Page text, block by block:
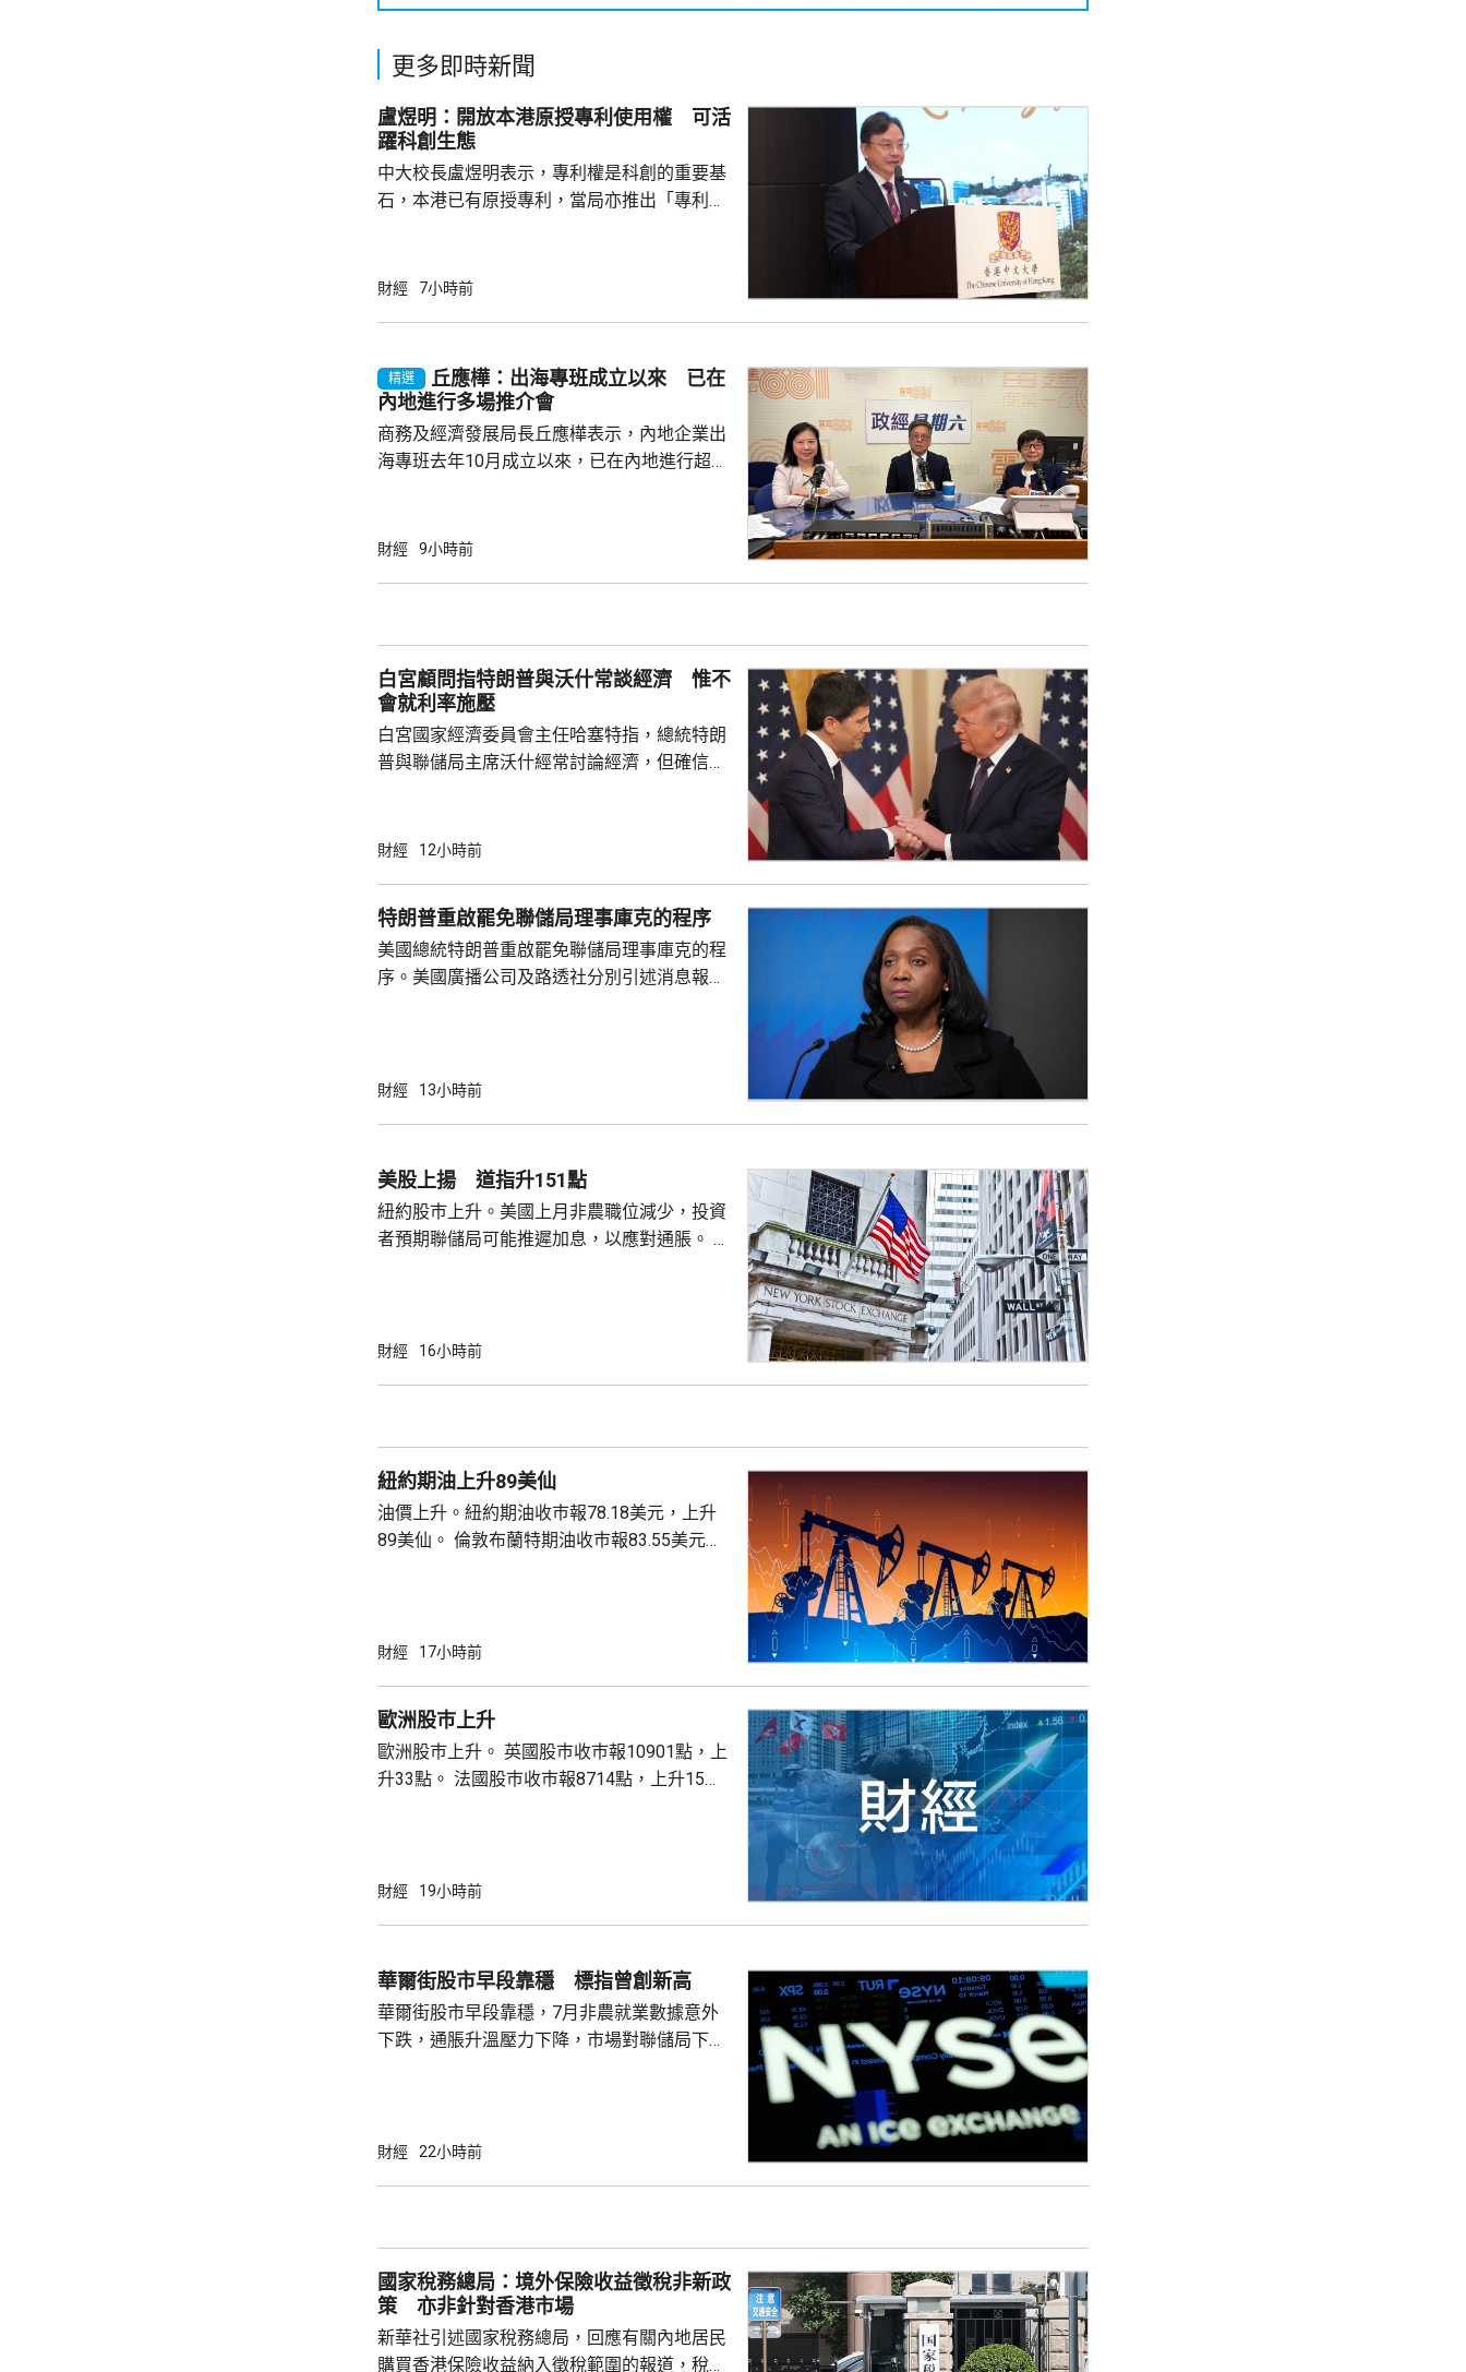
更多即時新聞
盧煜明：開放本港原授專利使用權 可活
躍科創生態
中大校長盧煜明表示，專利權是科創的重要基
石，本港已有原授專利，當局亦推出「專利
使用，相信會有更多人來港申請專利，活躍本
產出獨角獸企業，必須依賴其他市場，例如大
灣區，及解決專利權方面弱點。盧煜明表示，
財經 7小時前
精選
丘應樺：出海專班成立以來 已在
內地進行多場推介會
商務及經濟發展局長丘應樺表示，內地企業出
海專班去年10月成立以來，已在內地進行超過
時，亦已帶同內地及香港企業隨團，簽訂96份
總部或公司，並在香港作籌融資，相信對香港
整體經濟有幫助，他下周出訪馬來...
財經 9小時前
白宮顧問指特朗普與沃什常談經濟 惟不
會就利率施壓
白宮國家經濟委員會主任哈塞特指，總統特朗
普與聯儲局主席沃什經常討論經濟，但確信特
什和特朗普長期以來關係非常密切，一直會討
見，令外界質疑特朗普可能試圖影響聯儲局決
策。不過日程顯示，沃什6月沒與特朗普通話
或會談，只是與財長貝森特進行三次早餐
財經 12小時前
特朗普重啟罷免聯儲局理事庫克的程序
美國總統特朗普重啟罷免聯儲局理事庫克的程
序。美國廣播公司及路透社分別引述消息報
事的誠信產生質疑，因此特朗普正考慮撒銷她
何正當理由可以解除庫克的職務。 特朗普去年
8月底亦曾以欺詐抵押貸款為由，解除庫...
財經 13小時前
美股上揚 道指升151點
紐約股巿上升。美國上月非農職位減少，投資
者預期聯儲局可能推遲加息，以應對通脹。 道
上升47點。 總計整個星期，納指上升5.2%。
財經 16小時前
紐約期油上升89美仙
油價上升。紐約期油收巿報78.18美元，上升
89美仙。 倫敦布蘭特期油收巿報83.55美元，
財經 17小時前
歐洲股巿上升
歐洲股巿上升。 英國股巿收巿報10901點，上
升33點。 法國股巿收巿報8714點，上升15
財經 19小時前
華爾街股市早段靠穩 標指曾創新高
華爾街股市早段靠穩，7月非農就業數據意外
下跌，通脹升溫壓力下降，市場對聯儲局下月
53965點，升80點； 標準普爾500指數報7737
財經 22小時前
國家稅務總局：境外保險收益徵稅非新政
策 亦非針對香港市場
新華社引述國家稅務總局，回應有關內地居民
購買香港保險收益納入徵稅範圍的報道，稅務